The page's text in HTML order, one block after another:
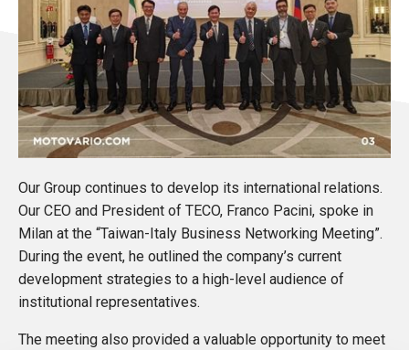
Our Group continues to develop its international relations.
Our CEO and President of TECO, Franco Pacini, spoke in
Milan at the “Taiwan-Italy Business Networking Meeting”.
During the event, he outlined the company’s current
development strategies to a high-level audience of
institutional representatives.
The meeting also provided a valuable opportunity to meet